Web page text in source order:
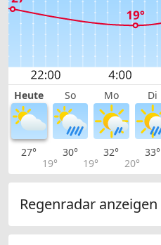
Heute So Mo Di
27°
19°
30°
19°
32°
20°
33°
Regenradar anzeigen